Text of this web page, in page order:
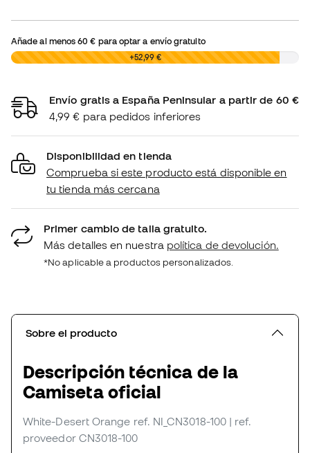
Añade al menos60 € para optar a envío gratuito
0,00 € +52,99 €
Envío gratis a España Peninsular a partir de 60 €
4,99 € para pedidos inferiores
Disponibilidad en tienda
Comprueba si este producto está disponible en
tu tienda más cercana
Primer cambio de talla gratuito.
Más detalles en nuestra política de devolución.
*No aplicable a productos personalizados.
Sobre el producto
Descripción técnica de la
Camiseta oficial
White-Desert Orange ref. NI_CN3018-100 | ref.
proveedor CN3018-100